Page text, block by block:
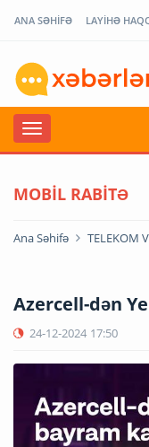
ANA SƏHİFƏ LAYİHƏ
MOBİL RABİTƏ
Ana Səhifə TELEKOM
Azercell-dən
24-12-2024 17:50